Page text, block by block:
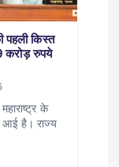
पहली किस्त
करोड़ रुपये
के
आई है। राज्य